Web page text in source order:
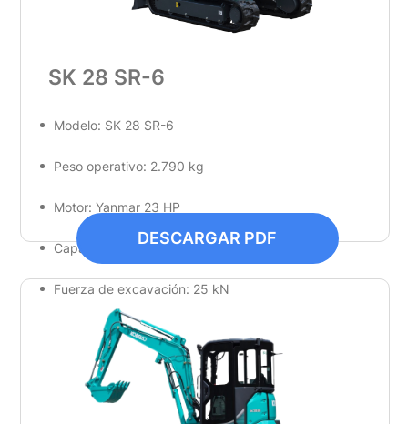
SK 28 SR-6
Modelo: SK 28 SR-6
Peso operativo: 2.790 kg
Motor: Yanmar 23 HP
Capacidad de cucharón: 0.08 m³
Fuerza de excavación: 25 kN
DESCARGAR PDF